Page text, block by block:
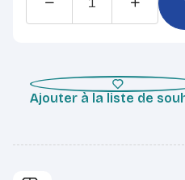
Ajouter à la liste de